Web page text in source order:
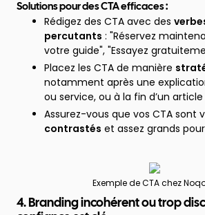
Solutions pour des CTA efficaces :
Rédigez des CTA avec des
percutants : "Réservez
votre guide", "Essayez
Placez les CTA de manière
notamment après une
ou service, ou à la fin d’un
Assurez-vous que vos CTA sont
contrastés et assez grands
Exemple de CTA chez
4. Branding incohérent ou trop